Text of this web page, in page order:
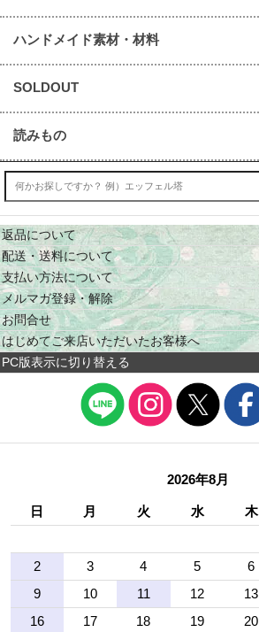
ハンドメイド素材・材料
SOLDOUT
読みもの
返品について
配送・送料について
支払い方法について
メルマガ登録・解除
お問合せ
はじめてご来店いただいたお客様へ
PC版表示に切り替える
2026年8月
日 月 火 水 木
2
3 4 5 6
9
10 11 12 13
16
17 18 19 20